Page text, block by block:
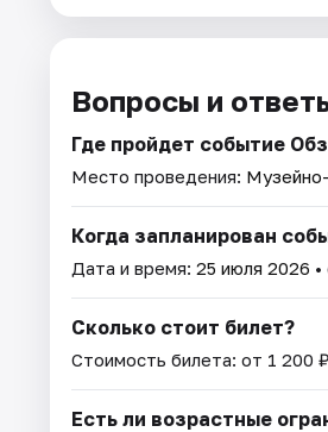
Вопросы и
Где пройдет событие
Место проведения:
Когда запланирован
Дата и время: 25 июля 2026
Сколько стоит билет?
Стоимость билета: от 1 200
Есть ли возрастные